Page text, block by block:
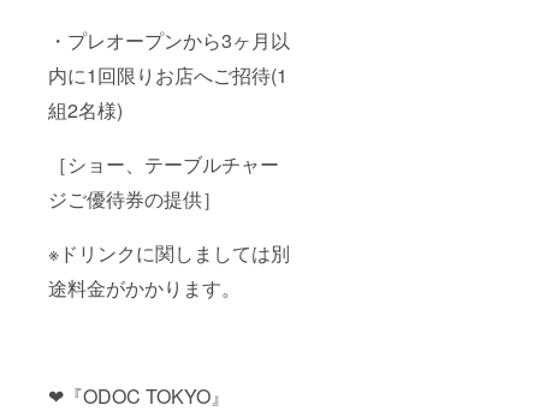
・プレオープンから3ヶ月以
内に1回限りお店へご招待(1
組2名様)
［ショー、テーブルチャー
ジご優待券の提供］
※ドリンクに関しましては別
途料金がかかります。
❤︎『ODOC TOKYO』